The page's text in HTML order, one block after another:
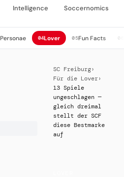
Intelligence Soccernomics
Personae 04Lover 05Fun Facts 06
SC Freiburg›
Für die Lover›
13 Spiele
ungeschlagen —
gleich dreimal
stellt der SCF
diese Bestmarke
auf